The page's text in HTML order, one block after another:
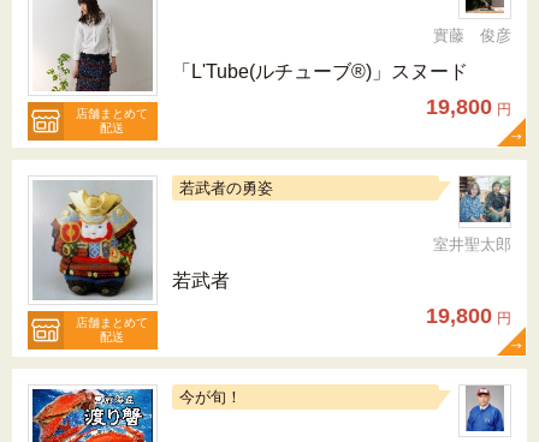
店舗まとめて
配送
實藤 俊彦
「L'Tube(ルチューブ®)」スヌード
19,800 円
店舗まとめて
配送
若武者の勇姿
室井聖太郎
若武者
19,800 円
今が旬！